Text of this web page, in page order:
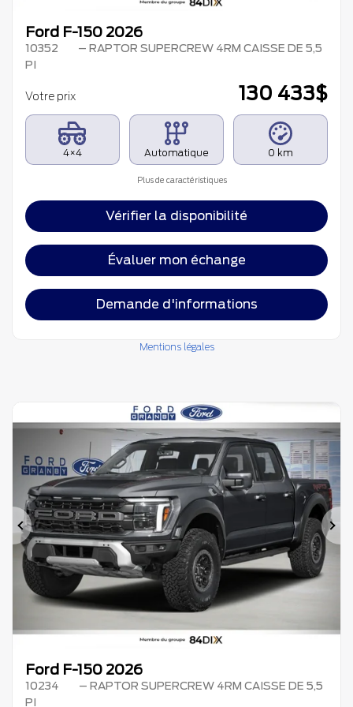
Ford F-150 2026
10352
– RAPTOR SUPERCREW 4RM CAISSE DE 5,5
PI
Votre prix 130 433$
4×4 Automatique 0 km
Plus de caractéristiques
Vérifier la disponibilité
Évaluer mon échange
Demande d'informations
Mentions légales
Précédent
Ford F-150 2026
10234
– RAPTOR SUPERCREW 4RM CAISSE DE 5,5
PI